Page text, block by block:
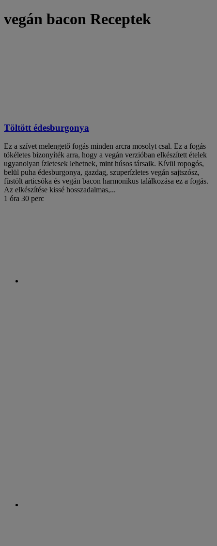
vegán bacon Receptek
Töltött édesburgonya
Ez a szívet melengető fogás minden arcra mosolyt csal. Ez a fogás
tökéletes bizonyíték arra, hogy a vegán verzióban elkészített ételek
ugyanolyan ízletesek lehetnek, mint húsos társaik. Kívül ropogós,
belül puha édesburgonya, gazdag, szuperízletes vegán sajtszósz,
füstölt articsóka és vegán bacon harmonikus találkozása ez a fogás.
Az elkészítése kissé hosszadalmas,...
1 óra 30 perc